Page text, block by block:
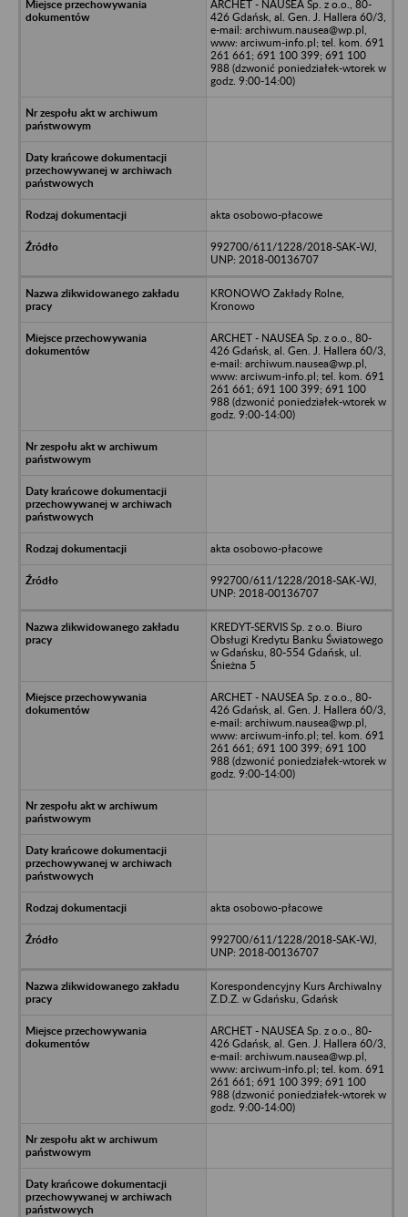
ARCHET - NAUSEA Sp. z o.o., 80-
426 Gdańsk, al. Gen. J. Hallera 60/3,
e-mail: archiwum.nausea@wp.pl,
www: arciwum-info.pl; tel. kom. 691
261 661; 691 100 399; 691 100
988 (dzwonić poniedziałek-wtorek w
godz. 9:00-14:00)
akta osobowo-płacowe
992700/611/1228/2018-SAK-WJ,
UNP: 2018-00136707
KRONOWO Zakłady Rolne,
Kronowo
ARCHET - NAUSEA Sp. z o.o., 80-
426 Gdańsk, al. Gen. J. Hallera 60/3,
e-mail: archiwum.nausea@wp.pl,
www: arciwum-info.pl; tel. kom. 691
261 661; 691 100 399; 691 100
988 (dzwonić poniedziałek-wtorek w
godz. 9:00-14:00)
akta osobowo-płacowe
992700/611/1228/2018-SAK-WJ,
UNP: 2018-00136707
KREDYT-SERVIS Sp. z o.o. Biuro
Obsługi Kredytu Banku Światowego
w Gdańsku, 80-554 Gdańsk, ul.
Śnieżna 5
ARCHET - NAUSEA Sp. z o.o., 80-
426 Gdańsk, al. Gen. J. Hallera 60/3,
e-mail: archiwum.nausea@wp.pl,
www: arciwum-info.pl; tel. kom. 691
261 661; 691 100 399; 691 100
988 (dzwonić poniedziałek-wtorek w
godz. 9:00-14:00)
akta osobowo-płacowe
992700/611/1228/2018-SAK-WJ,
UNP: 2018-00136707
Korespondencyjny Kurs Archiwalny
Z.D.Z. w Gdańsku, Gdańsk
ARCHET - NAUSEA Sp. z o.o., 80-
426 Gdańsk, al. Gen. J. Hallera 60/3,
e-mail: archiwum.nausea@wp.pl,
www: arciwum-info.pl; tel. kom. 691
261 661; 691 100 399; 691 100
988 (dzwonić poniedziałek-wtorek w
godz. 9:00-14:00)